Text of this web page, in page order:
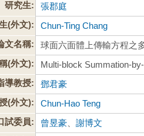
研究生:
張郡庭
(外文):
Chun-Ting Chang
文名稱:
球面六面體上傳輸方程之
(外文):
Multi-block Summation-
導教授:
鄧君豪
(外文):
Chun-Hao Teng
試委員:
曾昱豪 、謝博文